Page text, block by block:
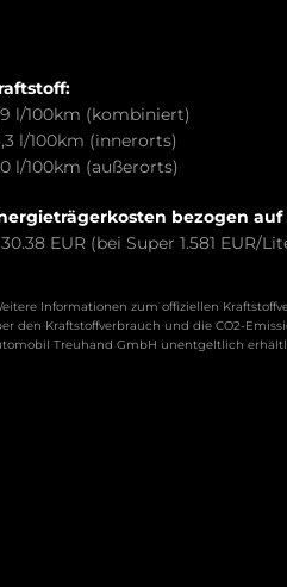
l/100km (kombiniert)
l/100km (innerorts)
l/100km (außerorts)
bezogen
EUR (bei Super 1.581 EUR/
Informationen zum offiziellen
den Kraftstoffverbrauch und die CO2-
Treuhand GmbH unentgeltlich